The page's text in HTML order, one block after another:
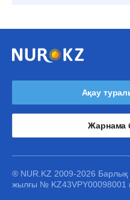
Ақау
Жарнама
® NUR.KZ 2009-2026 Барлық
жылғы № KZ43VPY00098001